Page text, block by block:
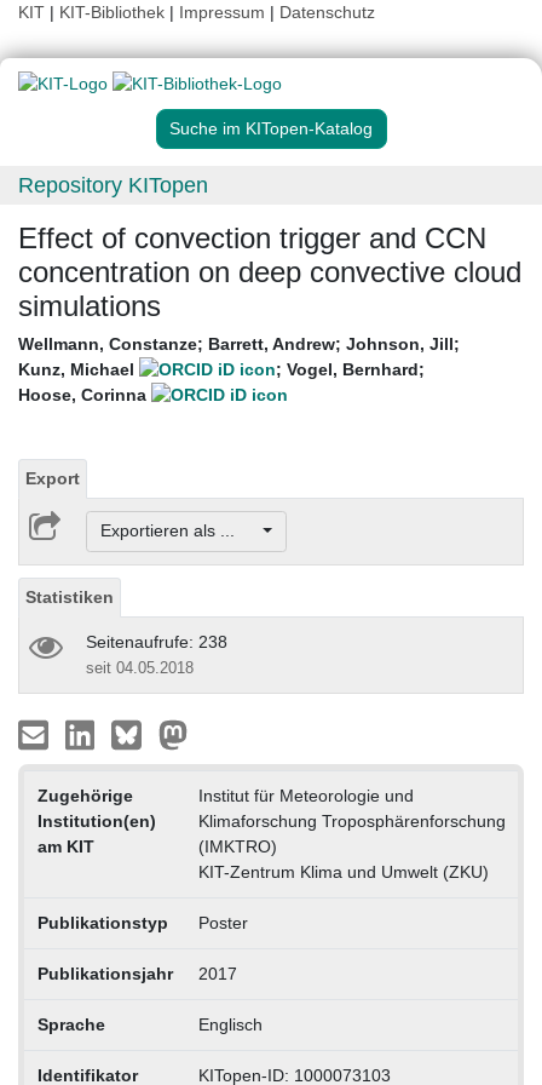
KIT | KIT-Bibliothek | Impressum | Datenschutz
Suche im KITopen-Katalog
Repository KITopen
Effect of convection trigger and CCN
concentration on deep convective cloud
simulations
Wellmann, Constanze; Barrett, Andrew; Johnson, Jill;
Kunz, Michael
; Vogel, Bernhard;
Hoose, Corinna
Export
Exportieren als ...
Statistiken
Seitenaufrufe: 238
seit 04.05.2018
Zugehörige
Institution(en)
am KIT
Institut für Meteorologie und
Klimaforschung Troposphärenforschung
(IMKTRO)
KIT-Zentrum Klima und Umwelt (ZKU)
Publikationstyp Poster
Publikationsjahr 2017
Sprache Englisch
Identifikator KITopen-ID: 1000073103